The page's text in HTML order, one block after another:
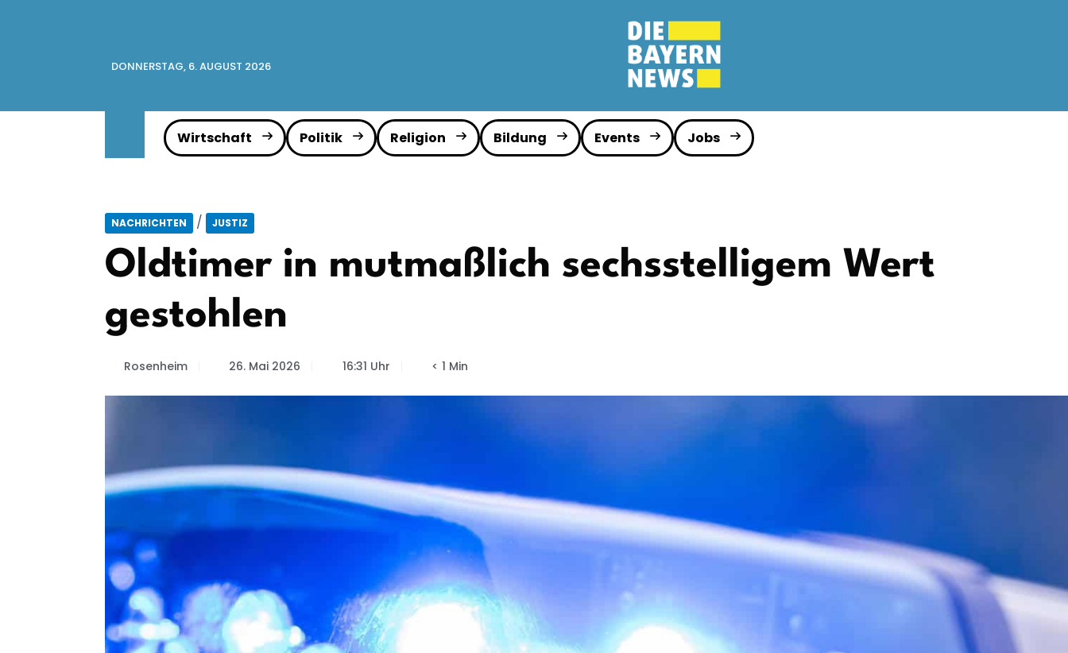
DONNERSTAG, 6. AUGUST 2026
Wirtschaft Politik Religion Bildung Events Jobs
NACHRICHTEN / JUSTIZ
Oldtimer in mutmaßlich sechsstelligem Wert
gestohlen
Rosenheim 26. Mai 2026 16:31 Uhr < 1 Min